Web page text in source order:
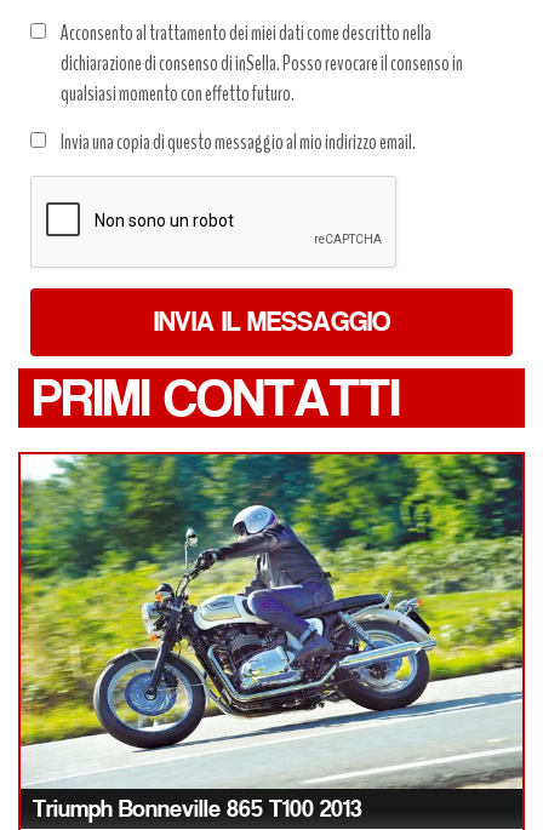
Acconsento al trattamento dei miei dati come descritto nella
dichiarazione di consenso di inSella. Posso revocare il consenso in
qualsiasi momento con effetto futuro.
dati
*
Invia una copia di questo messaggio al mio indirizzo email.
INVIA IL MESSAGGIO
PRIMI CONTATTI
Triumph Bonneville 865 T100 2013